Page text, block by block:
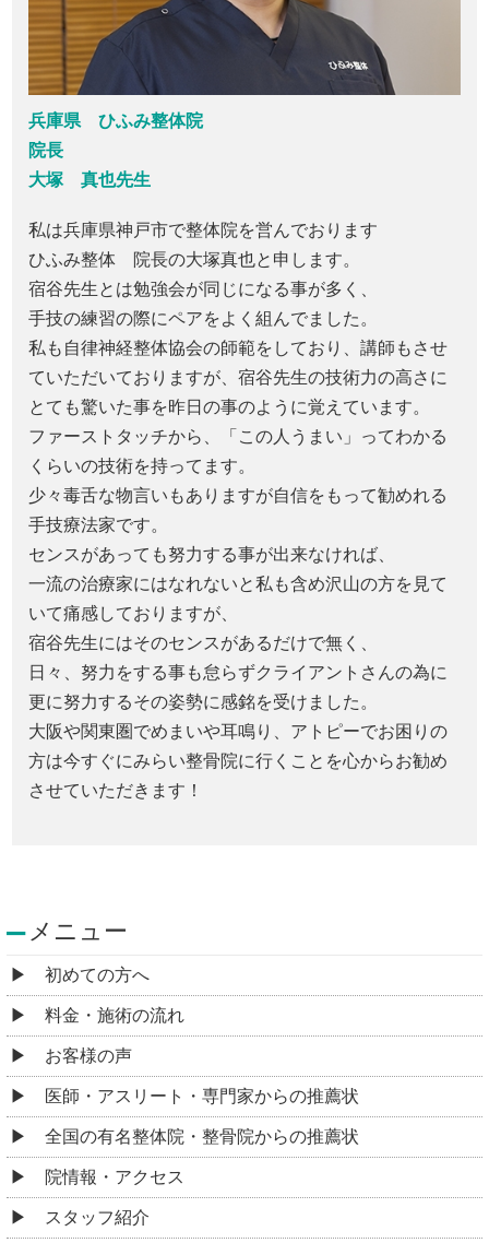
兵庫県 ひふみ整体院
院長
大塚 真也先生
私は兵庫県神戸市で整体院を営んでおります
ひふみ整体 院長の大塚真也と申します。
宿谷先生とは勉強会が同じになる事が多く、
手技の練習の際にペアをよく組んでました。
私も自律神経整体協会の師範をしており、講師もさせ
ていただいておりますが、宿谷先生の技術力の高さに
とても驚いた事を昨日の事のように覚えています。
ファーストタッチから、「この人うまい」ってわかる
くらいの技術を持ってます。
少々毒舌な物言いもありますが自信をもって勧めれる
手技療法家です。
センスがあっても努力する事が出来なければ、
一流の治療家にはなれないと私も含め沢山の方を見て
いて痛感しておりますが、
宿谷先生にはそのセンスがあるだけで無く、
日々、努力をする事も怠らずクライアントさんの為に
更に努力するその姿勢に感銘を受けました。
大阪や関東圏でめまいや耳鳴り、アトピーでお困りの
方は今すぐにみらい整骨院に行くことを心からお勧め
させていただきます！
メニュー
初めての方へ
料金・施術の流れ
お客様の声
医師・アスリート・専門家からの推薦状
全国の有名整体院・整骨院からの推薦状
院情報・アクセス
スタッフ紹介